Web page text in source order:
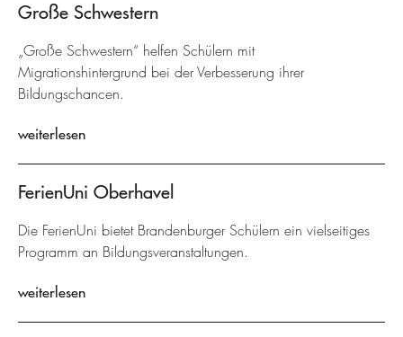
Große Schwestern
„Große Schwestern“ helfen Schülern mit
Migrationshintergrund bei der Verbesserung ihrer
Bildungschancen.
weiterlesen
FerienUni Oberhavel
Die FerienUni bietet Brandenburger Schülern ein vielseitiges
Programm an Bildungsveranstaltungen.
weiterlesen